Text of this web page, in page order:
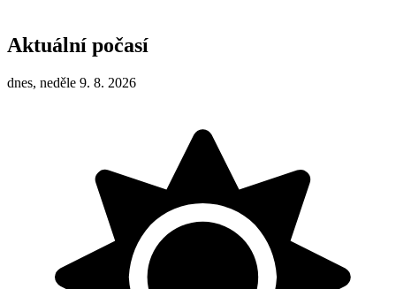
Aktuální počasí
dnes, neděle 9. 8. 2026